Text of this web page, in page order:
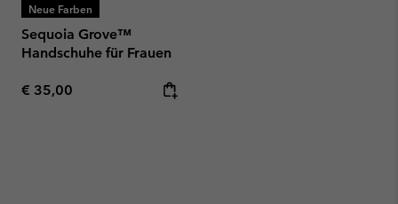
Neue Farben
Sequoia Grove™
Handschuhe für Frauen
Regular price:
€ 35,00